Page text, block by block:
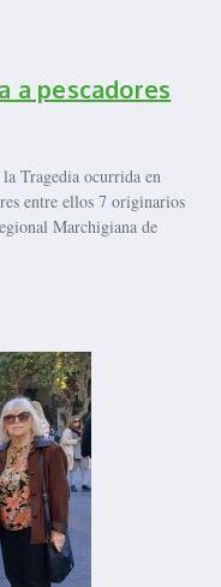
a pescadores
Tragedia ocurrida en
entre ellos 7 originarios
Marchigiana de